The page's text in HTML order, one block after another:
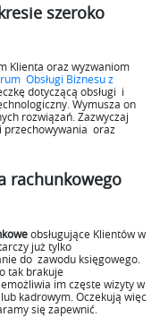
szeroko
Klienta oraz wyzwaniom
Obsługi Biznesu z
dotyczącą obsługi i
Wymusza on
rozwiązań. Zazwyczaj
przechowywania oraz
rachunkowego
obsługujące Klientów w
już tylko
do zawodu księgowego.
tak brakuje
im częste wizyty w
kadrowym. Oczekują więc
się zapewnić.